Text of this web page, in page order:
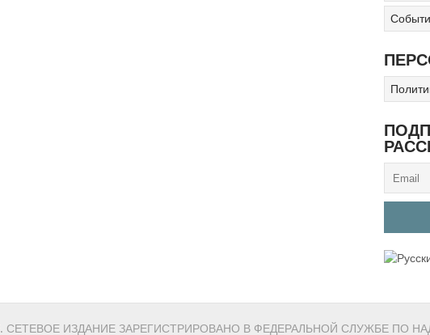
. СЕТЕВОЕ ИЗДАНИЕ ЗАРЕГИСТРИРОВАНО В ФЕДЕРАЛЬНОЙ СЛУЖБЕ ПО